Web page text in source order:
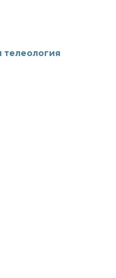
телеология